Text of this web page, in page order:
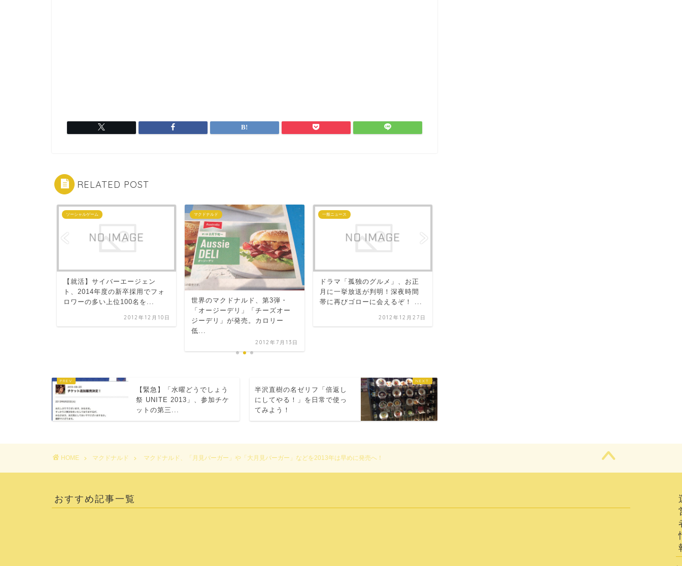
RELATED POST
ソーシャルゲーム
【就活】サイバーエージェン
ト、2014年度の新卒採用でフォ
ロワーの多い上位100名を...
2012年12月10日
マクドナルド
世界のマクドナルド、第3弾・
「オージーデリ」「チーズオー
ジーデリ」が発売。カロリー
低...
2012年7月13日
一般ニュース
ドラマ「孤独のグルメ」、お正
月に一挙放送が判明！深夜時間
帯に再びゴローに会えるぞ！ ...
2012年12月27日
【緊急】「水曜どうでしょう
祭 UNITE 2013」、参加チケ
ットの第三...
半沢直樹の名ゼリフ「倍返し
にしてやる！」を日常で使っ
てみよう！
HOME マクドナルド マクドナルド、「月見バーガー」や「大月見バーガー」などを2013年は早めに発売へ！
おすすめ記事一覧